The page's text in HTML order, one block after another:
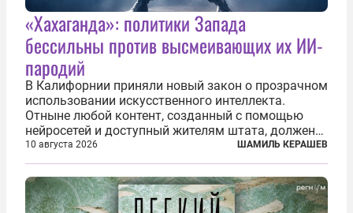
«Хахаганда»: политики Запада
бессильны против высмеивающих их ИИ-
пародий
В Калифорнии приняли новый закон о прозрачном
использовании искусственного интеллекта.
Отныне любой контент, созданный с помощью
нейросетей и доступный жителям штата, должен
получать обязательную цифровую маркировку.
Речь идёт не просто о логотипе Sora или
Midjourney где-нибудь в углу, а о жёстком...
10 августа 2026 ШАМИЛЬ КЕРАШЕВ